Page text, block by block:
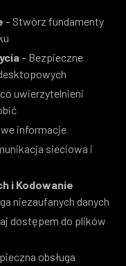
– Stwórz fundamenty
– Bezpieczne
uwierzytelnieni
informacje
sieciowa i
i Kodowanie
niezaufanych danych
dostępem do plików
obsługa